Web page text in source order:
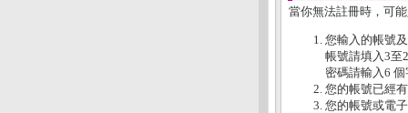
當你無法註冊時，可
您輸入的帳號
帳號請填入3至
密碼請輸入6
您的帳號已經
您的帳號或電